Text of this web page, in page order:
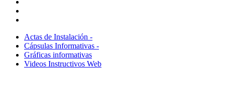
Actas de Instalación -
Cápsulas Informativas -
Gráficas informativas
Videos Instructivos Web